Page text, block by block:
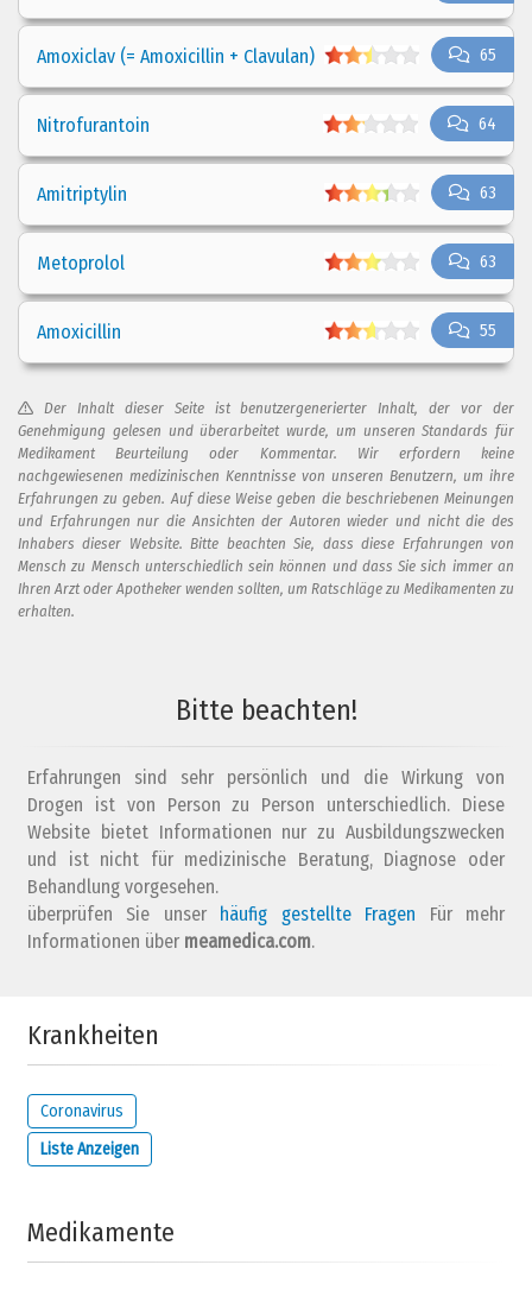
65
Amoxiclav (= Amoxicillin + Clavulan)
64
Nitrofurantoin
63
Amitriptylin
63
Metoprolol
55
Amoxicillin
Der Inhalt dieser Seite ist benutzergenerierter Inhalt, der vor der
Genehmigung gelesen und überarbeitet wurde, um unseren Standards für
Medikament Beurteilung oder Kommentar. Wir erfordern keine
nachgewiesenen medizinischen Kenntnisse von unseren Benutzern, um ihre
Erfahrungen zu geben. Auf diese Weise geben die beschriebenen Meinungen
und Erfahrungen nur die Ansichten der Autoren wieder und nicht die des
Inhabers dieser Website. Bitte beachten Sie, dass diese Erfahrungen von
Mensch zu Mensch unterschiedlich sein können und dass Sie sich immer an
Ihren Arzt oder Apotheker wenden sollten, um Ratschläge zu Medikamenten zu
erhalten.
Bitte beachten!
Erfahrungen sind sehr persönlich und die Wirkung von
Drogen ist von Person zu Person unterschiedlich. Diese
Website bietet Informationen nur zu Ausbildungszwecken
und ist nicht für medizinische Beratung, Diagnose oder
Behandlung vorgesehen.
überprüfen Sie unser häufig gestellte Fragen Für mehr
Informationen über meamedica.com.
Krankheiten
Coronavirus
Liste Anzeigen
Medikamente